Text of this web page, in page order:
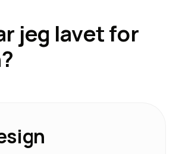
r jeg lavetfor
?